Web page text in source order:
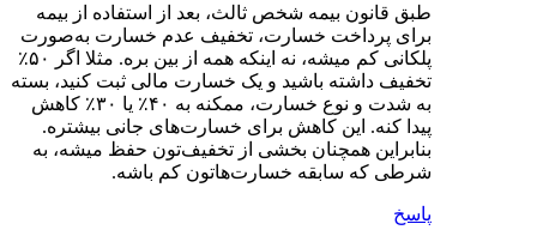
طبق قانون بیمه شخص ثالث، بعد از استفاده از بیمه
برای پرداخت خسارت، تخفیف عدم خسارت به‌صورت
پلکانی کم میشه، نه اینکه همه از بین بره. مثلا اگر ۵۰٪
تخفیف داشته باشید و یک خسارت مالی ثبت کنید، بسته
به شدت و نوع خسارت، ممکنه به ۴۰٪ یا ۳۰٪ کاهش
پیدا کنه. این کاهش برای خسارت‌های جانی بیشتره.
بنابراین همچنان بخشی از تخفیف‌تون حفظ میشه، به
شرطی که سابقه خسارت‌هاتون کم باشه.
پاسخ